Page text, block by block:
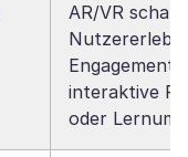
AR/VR
Engagement
interaktive
oder